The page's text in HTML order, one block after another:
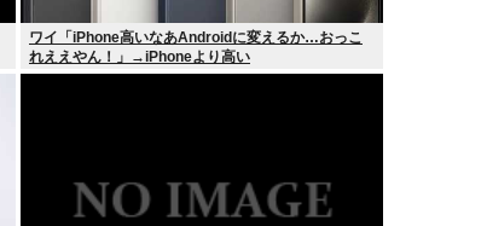
ワイ「iPhone高いなあAndroidに変えるか…おっこ
れええやん！」→iPhoneより高い